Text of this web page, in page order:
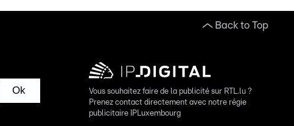
Back to Top
Ok
Vous souhaitez faire de la publicité sur RTL.lu ?
Prenez contact directement avec notre régie
publicitaire IPLuxembourg